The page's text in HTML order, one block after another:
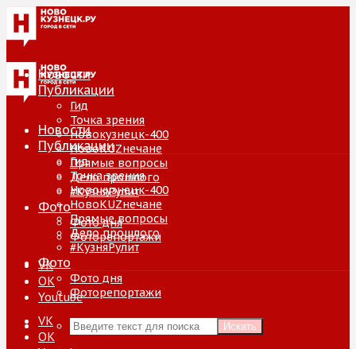
Новости
Публикации
Гид
Точка зрения
Новокузнецк-400
НовоKUZнечане
Прямые вопросы
Дело прошлого
#КузняРулит
Фото
Фото дня
Фоторепортажи
VK
ОК
Youtube
Искать
Новости
Публикации
Гид
Точка зрения
Новокузнецк-400
НовоKUZнечане
Прямые вопросы
Дело прошлого
#КузняРулит
Фото
Фото дня
Фоторепортажи
VK
ОК